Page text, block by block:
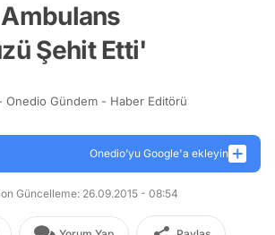
Şehit Etti'
Onedio Gündem - Haber Editörü
Onedio’yu Google'a ekleyin
Güncelleme: 26.09.2015 - 08:54